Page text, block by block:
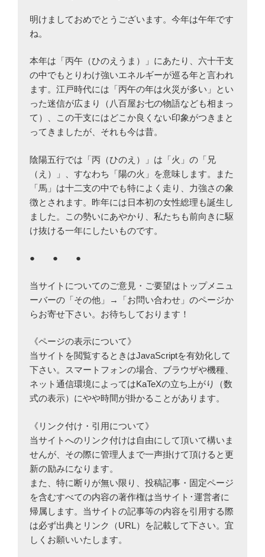
明けましておめでとうございます。今年は午年です
ね。
本年は「丙午（ひのえうま）」にあたり、六十干支
の中でもとりわけ強いエネルギーが巡る年と言われ
ます。江戸時代には「丙午の年は火災が多い」とい
った迷信が広まり（八百屋お七の物語なども相まっ
て）、この干支にはどこか良くない印象がつきまと
ってきましたが、それも今は昔。
陰陽五行では「丙（ひのえ）」は「火」の「兄
（え）」、すなわち「陽の火」を意味します。また
「馬」は十二支の中でも特によく走り、力強さの象
徴とされます。昨年には日本初の女性総理も誕生し
ました。この勢いにあやかり、私たちも前向きに駆
け抜ける一年にしたいものです。
● ● ●
当サイトについてのご意見・ご要望はトップメニュ
ーバーの「その他」→「お問い合わせ」のページか
らお寄せ下さい。お待ちしております！
《ページの表示について》
当サイトを閲覧するときはJavaScriptを有効化して
下さい。スマートフォンの場合、ブラウザや機種、
ネット通信環境によってはKaTeXの立ち上がり（数
式の表示）にやや時間が掛かることがあります。
《リンク付け・引用について》
当サイトへのリンク付けは自由にして頂いて構いま
せんが、その際に管理人まで一声掛けて頂けると更
新の励みになります。
また、特に断りが無い限り、投稿記事・固定ページ
を含むすべての内容の著作権は当サイト･運営者に
帰属します。当サイトの記事等の内容を引用する際
は必ず出典とリンク（URL）を記載して下さい。宜
しくお願いいたします。